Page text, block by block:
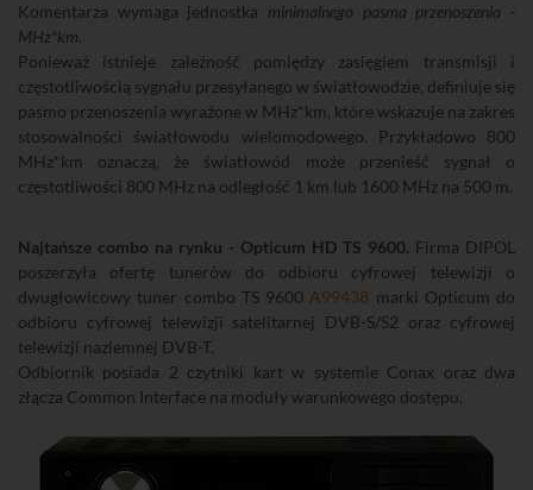
Komentarza wymaga jednostka minimalnego pasma przenoszenia -
MHz*km.
Ponieważ istnieje zależność pomiędzy zasięgiem transmisji i
częstotliwością sygnału przesyłanego w światłowodzie, definiuje się
pasmo przenoszenia wyrażone w MHz*km, które wskazuje na zakres
stosowalności światłowodu wielomodowego. Przykładowo 800
MHz*km oznaczą, że światłowód może przenieść sygnał o
częstotliwości 800 MHz na odległość 1 km lub 1600 MHz na 500 m.
Najtańsze combo na rynku - Opticum HD TS 9600. Firma DIPOL
poszerzyła ofertę tunerów do odbioru cyfrowej telewizji o
dwugłowicowy tuner combo TS 9600 A99438 marki Opticum do
odbioru cyfrowej telewizji satelitarnej DVB-S/S2 oraz cyfrowej
telewizji naziemnej DVB-T.
Odbiornik posiada 2 czytniki kart w systemie Conax oraz dwa
złącza Common Interface na moduły warunkowego dostępu.